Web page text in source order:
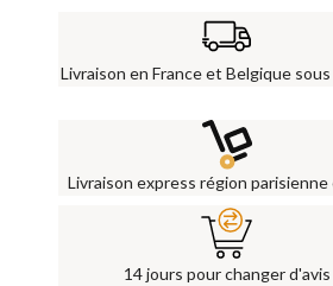
Livraison en France et Belgique
Livraison express région parisienne
14 jours pour changer d'avis